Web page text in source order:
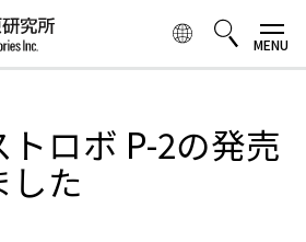
ロボ P-2の発売
した